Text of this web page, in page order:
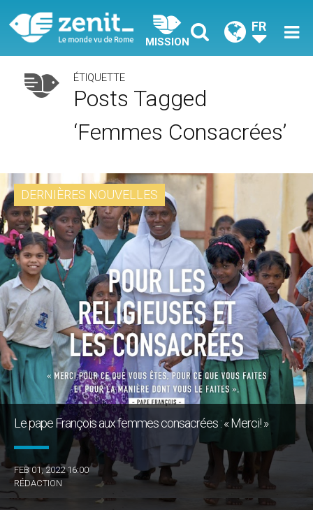
MISSION
FR
ÉTIQUETTE
Posts Tagged
‘femmes Consacrées’
DERNIÈRES NOUVELLES
Le pape François aux femmes consacrées : « Merci! »
FEB 01, 2022 16:00
RÉDACTION